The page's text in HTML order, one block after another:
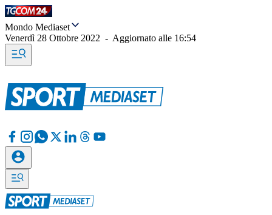
Mondo Mediaset
Venerdì 28 Ottobre 2022 - Aggiornato alle 16:54